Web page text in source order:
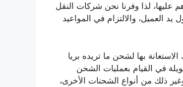
عليها، لذا وفرنا نحن شركات النقل
يد العميل، والالتزام في المواعيد
بها لشحن ما تريده بريا
في القيام بعمليات الشحن
ذلك من أنواع الشحنات الأخرى،